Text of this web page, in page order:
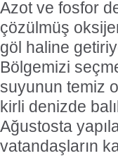
Azot ve fosfor
çözülmüş
göl haline
Bölgemizi
suyunun temiz
kirli denizde
Ağustosta
vatandaşların